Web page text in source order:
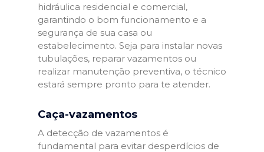
hidráulica residencial e comercial,
garantindo o bom funcionamento e a
segurança de sua casa ou
estabelecimento. Seja para instalar novas
tubulações, reparar vazamentos ou
realizar manutenção preventiva, o técnico
estará sempre pronto para te atender.
Caça-vazamentos
A detecção de vazamentos é
fundamental para evitar desperdícios de